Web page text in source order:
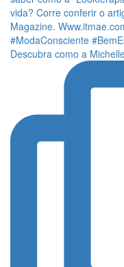
Descubra como a